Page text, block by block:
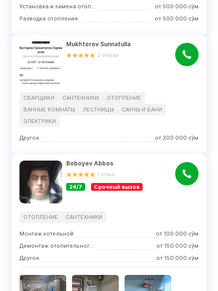
Установка и замена отопительного оборудования
от 500 000 сўм
Разводка отопления
от 500 000 сўм
Mukhtorov Sunnatulla
2 отзыва
СВАРЩИКИ САНТЕХНИКИ
ОТОПЛЕНИЕ
ВАННЫЕ КОМНАТЫ
ЛЕСТНИЦЫ
САУНЫ И БАНИ
ЭЛЕКТРИКИ
Другое от 200 000 сўм
Boboyev Abbos
1 отзыв
24/7 Срочный вызов
ОТОПЛЕНИЕ САНТЕХНИКИ
Монтаж котельной от 100 000 сўм
Демонтаж отопительного оборудования
от 150 000 сўм
Другое
от 150 000 сўм